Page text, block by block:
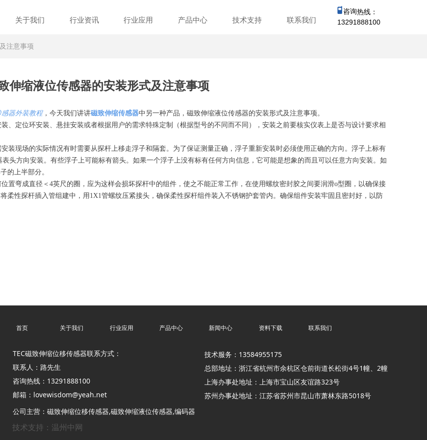
关于我们 行业资讯 行业应用 产品中心 技术支持 联系我们 13291888100
咨询热线：
注意事项
伸缩液位传感器的安装形式及注意事项
器外装教程，今天我们讲讲磁致伸缩传感器中另一种产品，磁致伸缩液位传感器的安装形式及注意事项。
定位环安装、悬挂安装或者根据用户的需求特殊定制（根据型号的不同而不同），安装之前要核实仪表上是否与设计要求相
现场的实际情况有时需要从探杆上移走浮子和隔套。为了保证测量正确，浮子重新安装时必须使用正确的方向。浮子上标有
头方向安装。有些浮子上可能标有箭头。如果一个浮子上没有标有任何方向信息，它可能是想象的而且可以任意方向安装。如
的上半部分。
弯成直径＜4英尺的圈，应为这样会损坏探杆中的组件，使之不能正常工作，在使用螺纹密封胶之间要润滑o型圈，以确保接
柔性探杆插入管组建中，用1X1管螺纹压紧接头，确保柔性探杆组件装入不锈钢护套管内。确保组件安装牢固且密封好，以防
首页 关于我们 行业应用 产品中心 新闻中心 资料下载 联系我们
TEC磁致伸缩位移传感器联系方式：
联系人：路先生
咨询热线：13291888100
邮箱： lovewisdom@yeah.net
技术服务：13584955175
总部地址：浙江省杭州市余杭区仓前街道长松街4号1幢、2幢
上海办事处地址：上海市宝山区友谊路323号
苏州办事处地址：江苏省苏州市昆山市萧林东路5018号
公司主营：磁致伸缩位移传感器,磁致伸缩液位传感器,编码器
技术支持：温州中网